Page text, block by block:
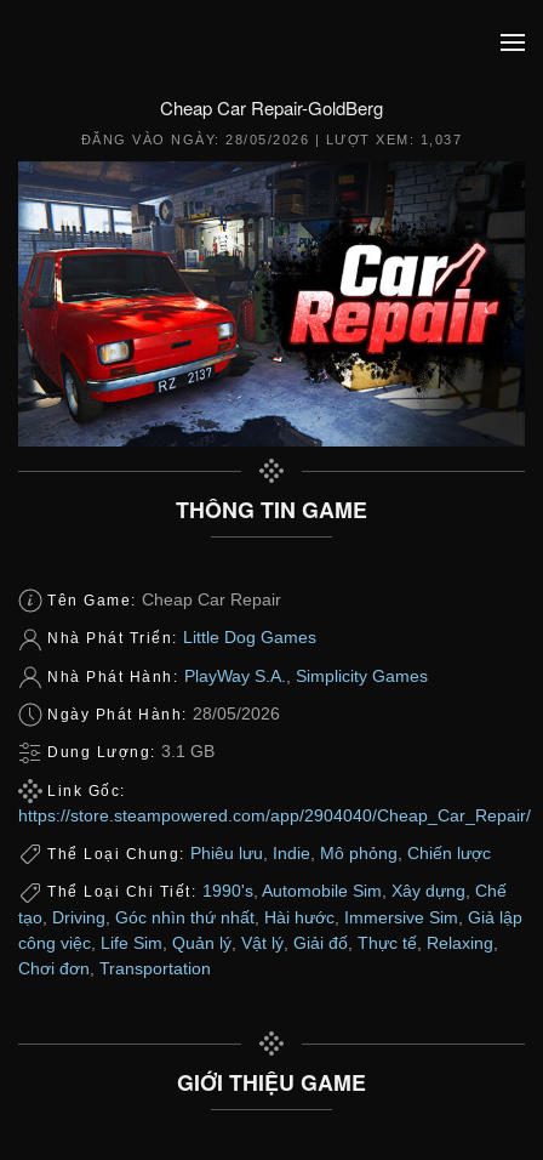
Cheap Car Repair-GoldBerg
ĐĂNG VÀO NGÀY:28/05/2026 | LƯỢT XEM: 1,037
THÔNG TIN GAME
Tên Game: Cheap Car Repair
Nhà Phát Triển: Little Dog Games
Nhà Phát Hành: PlayWay S.A. Simplicity Games
Ngày Phát Hành: 28/05/2026
Dung Lượng: 3.1 GB
Link Gốc:
https://store.steampowered.com/app/2904040/Cheap_Car_Repair/
Thể Loại Chung: Phiêu lưu Indie Mô phỏng Chiến lược
Thể Loại Chi Tiết: 1990's, Automobile Sim, Xây dựng, Chế
tạo Driving Góc nhìn thứ nhất Hài hước Immersive Sim Giả lập
công việc Life Sim Quản lý Vật lý Giải đố Thực tế Relaxing
Chơi đơn Transportation
GIỚI THIỆU GAME